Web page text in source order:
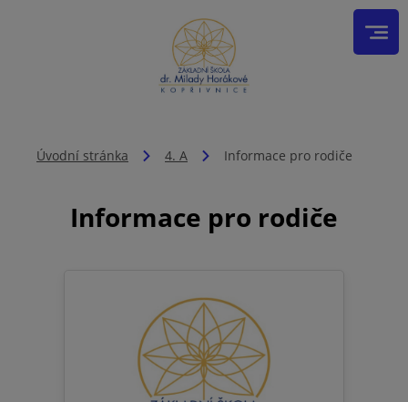
Úvodní stránka 4. A Informace pro rodiče
Informace pro rodiče